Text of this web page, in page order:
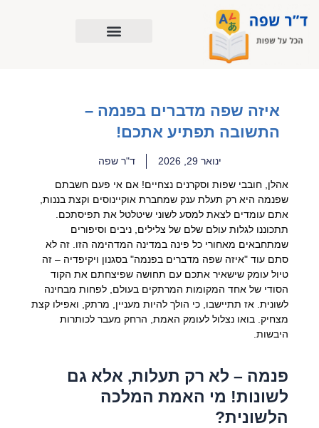
לתוכן
איזה שפה מדברים בפנמה –
התשובה תפתיע אתכם!
ינואר 29, 2026 ד"ר שפה
אהלן, חובבי שפות וסקרנים נצחיים! אם אי פעם חשבתם
שפנמה היא רק תעלת ענק שמחברת אוקיינוסים וקצת בננות,
אתם עומדים לצאת למסע לשוני שיטלטל את תפיסתכם.
תתכוננו לגלות עולם שלם של צלילים, ניבים וסיפורים
שמתחבאים מאחורי כל פינה במדינה המדהימה הזו. זה לא
סתם עוד "איזה שפה מדברים בפנמה" בסגנון ויקיפדיה – זה
טיול עומק שישאיר אתכם עם תחושה שפיצחתם את הקוד
הסודי של אחד המקומות המרתקים בעולם, לפחות מבחינה
לשונית. אז תתיישבו, כי הולך להיות מעניין, מרתק, ואפילו קצת
מצחיק. בואו נצלול לעומק האמת, הרחק מעבר לכותרות
היבשות.
פנמה – לא רק תעלות, אלא גם
לשונות! מי האמת המלכה
הלשונית?